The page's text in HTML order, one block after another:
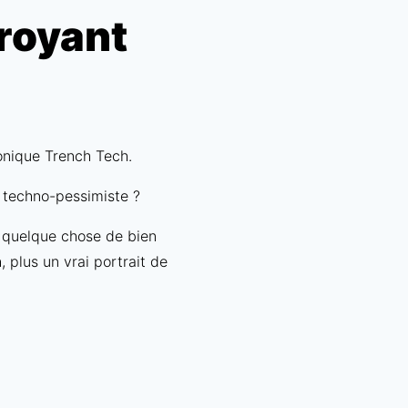
Trench Tech.
pessimiste ?
chose de bien
plus un vrai portrait de